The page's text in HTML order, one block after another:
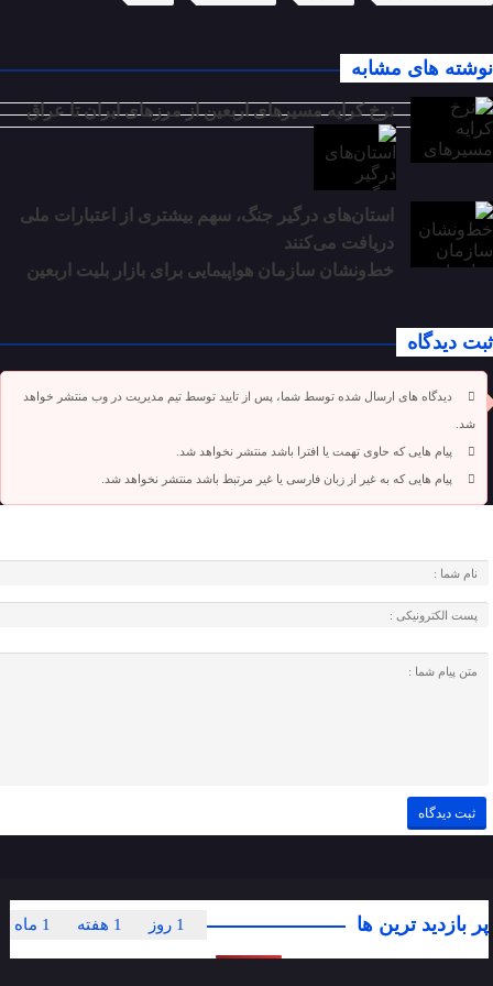
نوشته های مشابه
نرخ کرایه مسیرهای اربعین از مرزهای ایران تا عراق
استان‌های درگیر جنگ، سهم بیشتری از اعتبارات ملی
دریافت می‌کنند
خط‌ونشان سازمان هواپیمایی برای بازار بلیت اربعین
ثبت دیدگاه
دیدگاه های ارسال شده توسط شما، پس از تایید توسط تیم مدیریت در وب منتشر خواهد
شد.
پیام هایی که حاوی تهمت یا افترا باشد منتشر نخواهد شد.
پیام هایی که به غیر از زبان فارسی یا غیر مرتبط باشد منتشر نخواهد شد.
پر بازدید ترین ها 1 ماه 1 هفته 1 روز